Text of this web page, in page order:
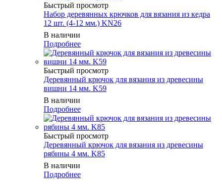
Быстрый просмотр
Набор деревянных крючков для вязания из кедра
12 шт. (4-12 мм.) KN26
В наличии
Подробнее
Быстрый просмотр
Деревянный крючок для вязания из древесины
вишни 14 мм. K59
В наличии
Подробнее
Быстрый просмотр
Деревянный крючок для вязания из древесины
рябины 4 мм. K85
В наличии
Подробнее